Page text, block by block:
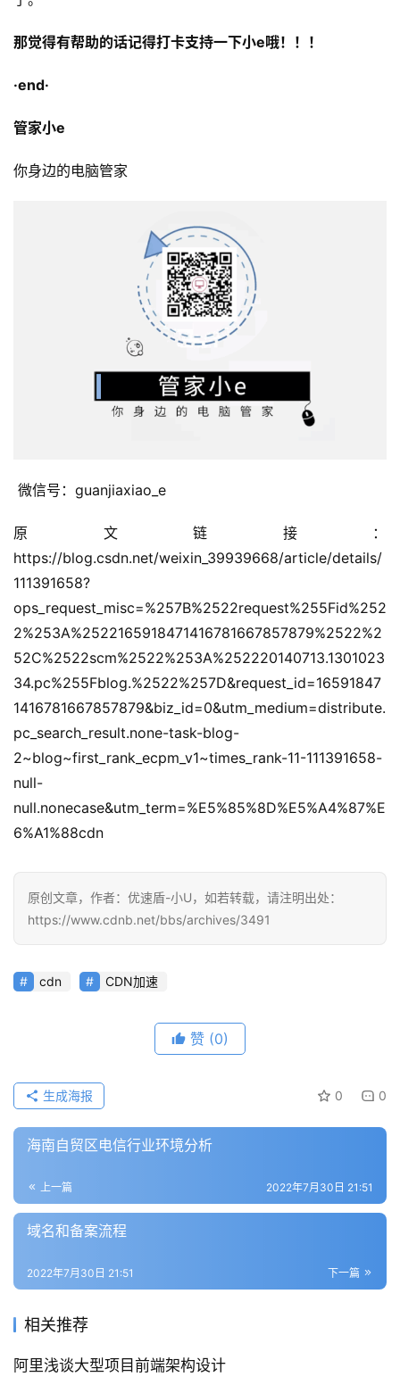
那觉得有帮助的话记得打卡支持一下小e哦！！！
·end·
管家小e
你身边的电脑管家
微信号：guanjiaxiao_e
原文链接：
https://blog.csdn.net/weixin_39939668/article/details/
111391658?
ops_request_misc=%257B%2522request%255Fid%252
2%253A%2522165918471416781667857879%2522%2
52C%2522scm%2522%253A%252220140713.1301023
34.pc%255Fblog.%2522%257D&request_id=16591847
1416781667857879&biz_id=0&utm_medium=distribute.
pc_search_result.none-task-blog-
2~blog~first_rank_ecpm_v1~times_rank-11-111391658-
null-
null.nonecase&utm_term=%E5%85%8D%E5%A4%87%E
6%A1%88cdn
原创文章，作者：优速盾-小U，如若转载，请注明出处：
https://www.cdnb.net/bbs/archives/3491
cdn CDN加速
赞 (0)
0 0
生成海报
海南自贸区电信行业环境分析
上一篇 2022年7月30日 21:51
域名和备案流程
下一篇
2022年7月30日 21:51
相关推荐
阿里浅谈大型项目前端架构设计